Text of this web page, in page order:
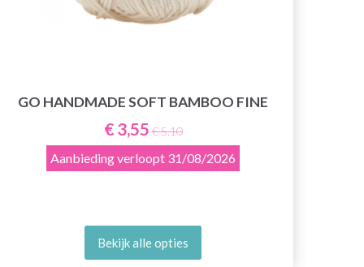
GO HANDMADE SOFT BAMBOO FINE
€ 3,55 € 5,10
Aanbieding verloopt 31/08/2026
Bekijk alle opties